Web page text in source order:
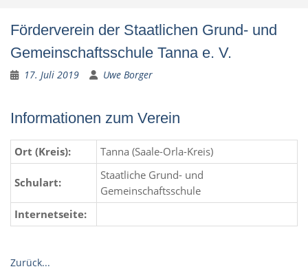
Förderverein der Staatlichen Grund- und
Gemeinschaftsschule Tanna e. V.
17. Juli 2019 Uwe Borger
Informationen zum Verein
Ort (Kreis): Tanna (Saale-Orla-Kreis)
Schulart:
Staatliche Grund- und
Gemeinschaftsschule
Internetseite:
Zurück...